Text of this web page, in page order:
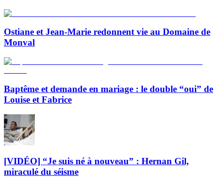
Ostiane et Jean-Marie redonnent vie au Domaine de
Monval
Baptême et demande en mariage : le double “oui” de
Louise et Fabrice
[VIDÉO] “Je suis né à nouveau” : Hernan Gil,
miraculé du séisme